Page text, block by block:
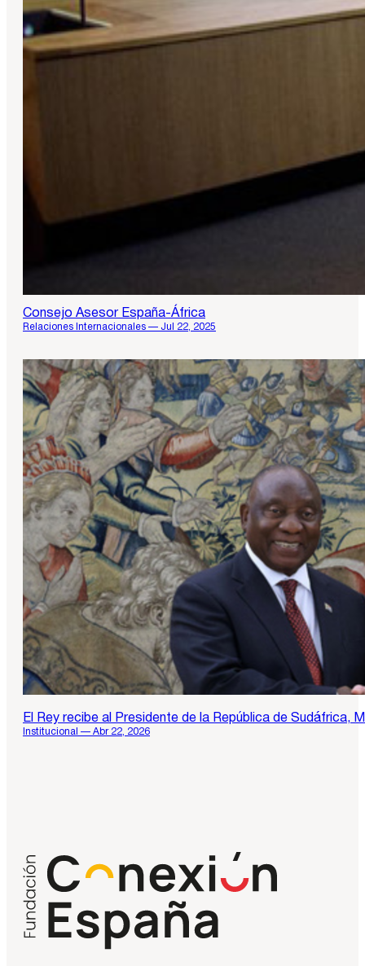
Consejo Asesor España-África
Relaciones Internacionales — Jul 22, 2025
El Rey recibe al Presidente de la República de Sudáfrica,
Institucional — Abr 22, 2026